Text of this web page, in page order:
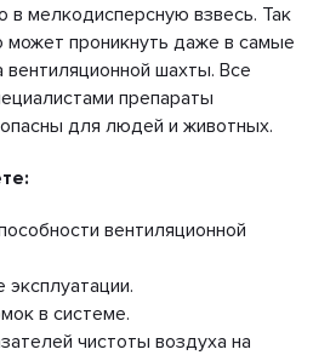
в мелкодисперсную взвесь. Так
проникнуть даже в самые
шахты. Все
препараты
для людей и животных.
вентиляционной
в системе.
чистоты воздуха на